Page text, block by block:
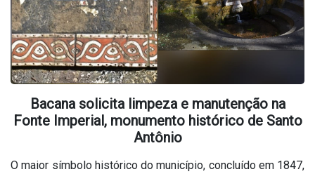
Bacana solicita limpeza e manutenção na
Fonte Imperial, monumento histórico de Santo
Antônio
O maior símbolo histórico do município, concluído em 1847,